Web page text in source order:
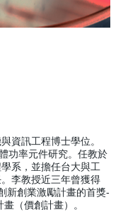
資訊工程博士學位。
功率元件研究。任教於
系，並擔任台大與工
李教授近三年曾獲得
新創業激勵計畫的首獎-
（價創計畫）。